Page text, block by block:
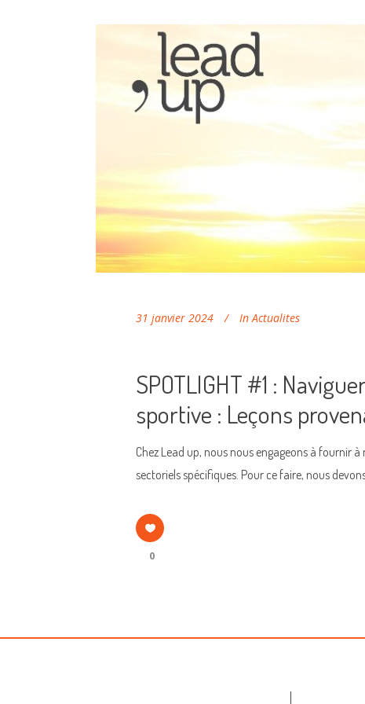
31 janvier 2024 In Actualites
SPOTLIGHT #1 :
sportive : Leçons
Chez Lead up, nous nous engageons à fournir
sectoriels spécifiques. Pour ce faire, nous
0